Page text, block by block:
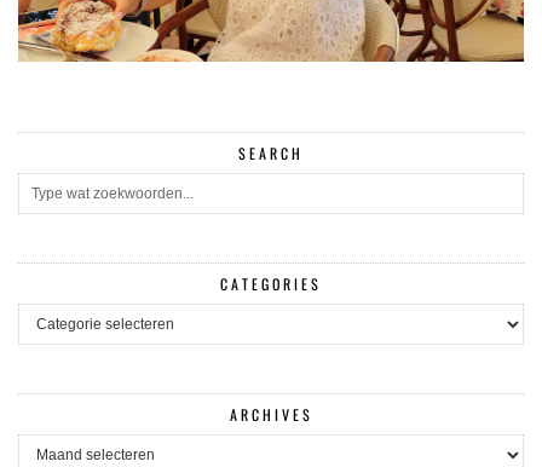
SEARCH
CATEGORIES
CATEGORIES
ARCHIVES
ARCHIVES